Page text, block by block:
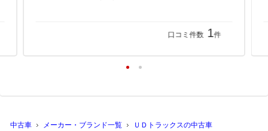
口コミ件数 1件
中古車 メーカー・ブランド一覧
ＵＤトラックスの中古車